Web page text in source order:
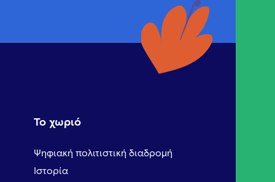
Το χωριό
Ψηφιακή πολιτιστική διαδρομή
Ιστορία